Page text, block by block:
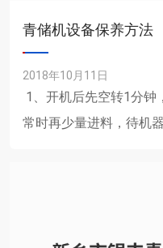
青储机设备保养方法
2018年10月11日
1、开机后先空转1分钟
常时再少量进料，待机